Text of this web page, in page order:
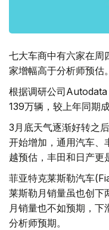
七大车商中有六家在周
家增幅高于分析师预估。
根据调研公司
139万辆，较上年同期
3月底天气逐渐好转之
开始增加，通用汽车、
越预估，丰田和日产更
菲亚特克莱斯勒汽车
莱斯勒月销量虽也创下
月销量也不如预期，
分析师预期。